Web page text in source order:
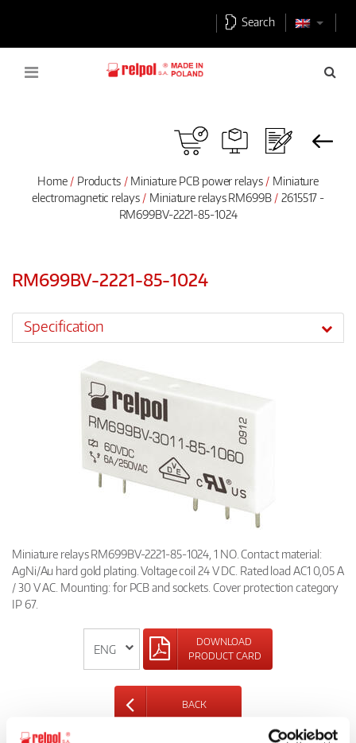
Search
Home Products Miniature PCB power relays
Miniature
electromagnetic relays
Miniature relays RM699B
2615517 -
RM699BV-2221-85-1024
RM699BV-2221-85-1024
Specification
Miniature relays RM699BV-2221-85-1024, 1 NO. Contact material:
AgNi/Au hard gold plating. Voltage coil 24 V DC. Rated load AC1 0,05 A
/ 30 V AC. Mounting: for PCB and sockets. Cover protection category
IP 67.
DOWNLOAD
PRODUCT CARD
BACK